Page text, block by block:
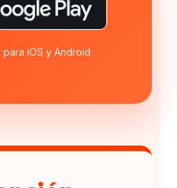
iOS y Android